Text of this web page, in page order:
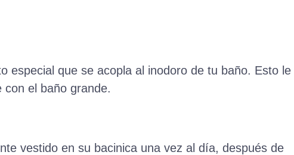
especial que se acopla al inodoro de tu baño. Esto le
el baño grande.
vestido en su bacinica una vez al día, después de